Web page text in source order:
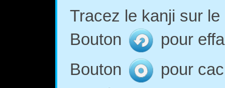
Tracez le kanji sur
Bouton
pour
Bouton
pour